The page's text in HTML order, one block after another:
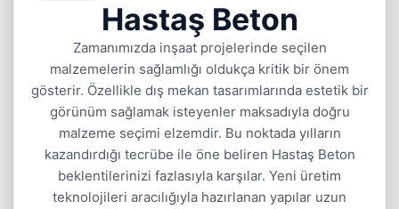
Hastaş Beton
Zamanımızda inşaat projelerinde seçilen
malzemelerin sağlamlığı oldukça kritik bir önem
gösterir. Özellikle dış mekan tasarımlarında estetik bir
görünüm sağlamak isteyenler maksadıyla doğru
malzeme seçimi elzemdir. Bu noktada yılların
kazandırdığı tecrübe ile öne beliren Hastaş Beton
beklentilerinizi fazlasıyla karşılar. Yeni üretim
teknolojileri aracılığıyla hazırlanan yapılar uzun